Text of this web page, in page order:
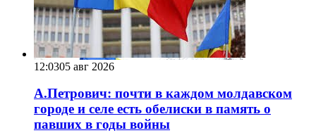
12:0305 авг 2026
А.Петрович: почти в каждом молдавском
городе и селе есть обелиски в память о
павших в годы войны